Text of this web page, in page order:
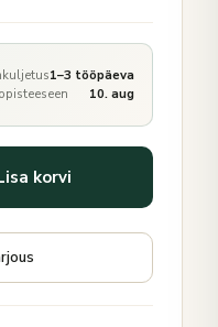
1–3 tööpäeva
10. aug
korvi